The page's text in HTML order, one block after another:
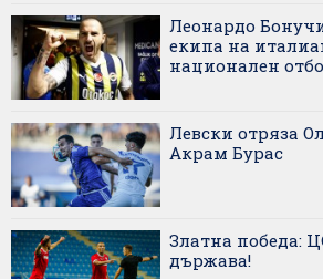
Леонардо
екипа на
национален
Левски отряза
Акрам Бурас
Златна победа:
държава!